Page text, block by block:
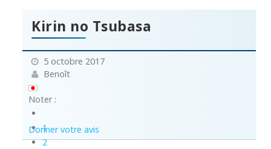
Kirin no Tsubasa
5 octobre 2017
Benoît
Noter :
1
2
Donner votre avis